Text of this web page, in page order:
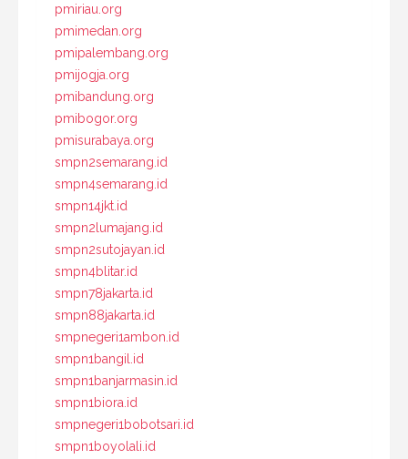
pmiriau.org
pmimedan.org
pmipalembang.org
pmijogja.org
pmibandung.org
pmibogor.org
pmisurabaya.org
smpn2semarang.id
smpn4semarang.id
smpn14jkt.id
smpn2lumajang.id
smpn2sutojayan.id
smpn4blitar.id
smpn78jakarta.id
smpn88jakarta.id
smpnegeri1ambon.id
smpn1bangil.id
smpn1banjarmasin.id
smpn1biora.id
smpnegeri1bobotsari.id
smpn1boyolali.id